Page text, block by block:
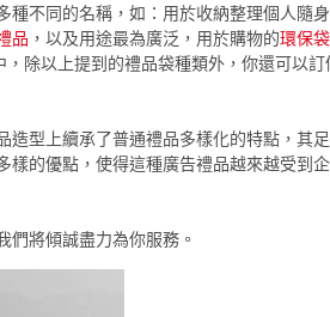
不同的名稱，如：用於收納整理個人隨
品 ，以及用途最為廣泛，用於購物的環保
除以上提到的禮品袋種類外，你還可以訂
型上續承了普通禮品多樣化的特點，其
的優點，使得這種廣告禮品越來越受到
將傾誠盡力為你服務。